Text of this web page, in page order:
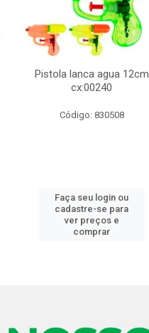
Pistola lanca agua 12cm
cx:00240
Código: 830508
Faça seu login ou
cadastre-se para
ver preços e
comprar